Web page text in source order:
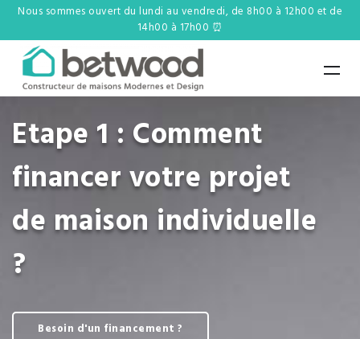
Nous sommes ouvert du lundi au vendredi, de 8h00 à 12h00 et de
14h00 à 17h00 ⏰
Etape 1 : Comment
financer votre projet
de maison individuelle
?
Besoin d'un financement ?